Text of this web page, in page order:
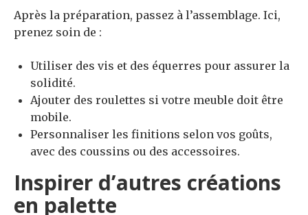
Après la préparation, passez à l’assemblage. Ici,
prenez soin de :
Utiliser des vis et des équerres pour assurer la
solidité.
Ajouter des roulettes si votre meuble doit être
mobile.
Personnaliser les finitions selon vos goûts,
avec des coussins ou des accessoires.
Inspirer d’autres créations
en palette